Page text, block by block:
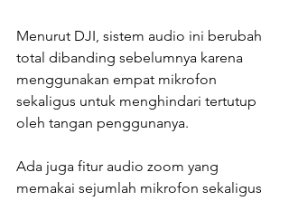
Menurut DJI, sistem audio ini berubah
total dibanding sebelumnya karena
menggunakan empat mikrofon
sekaligus untuk menghindari tertutup
oleh tangan penggunanya.
Ada juga fitur audio zoom yang
memakai sejumlah mikrofon sekaligus